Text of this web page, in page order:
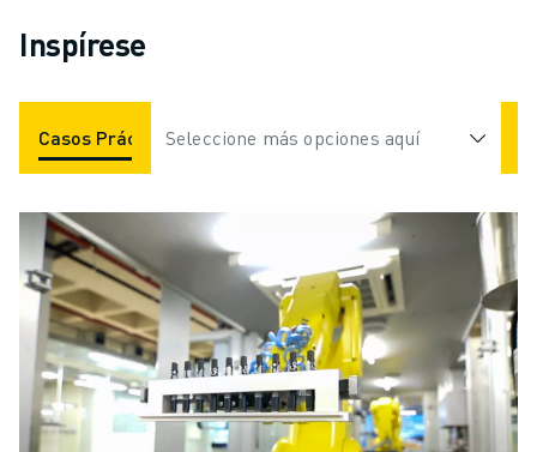
Inspírese
Casos Prácticos Aplicaciones Industrias
Seleccione más opciones aquí